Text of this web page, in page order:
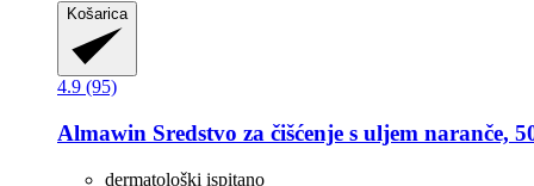
Košarica
4.9 (95)
Almawin Sredstvo za čišćenje s uljem naranče,
dermatološki ispitano